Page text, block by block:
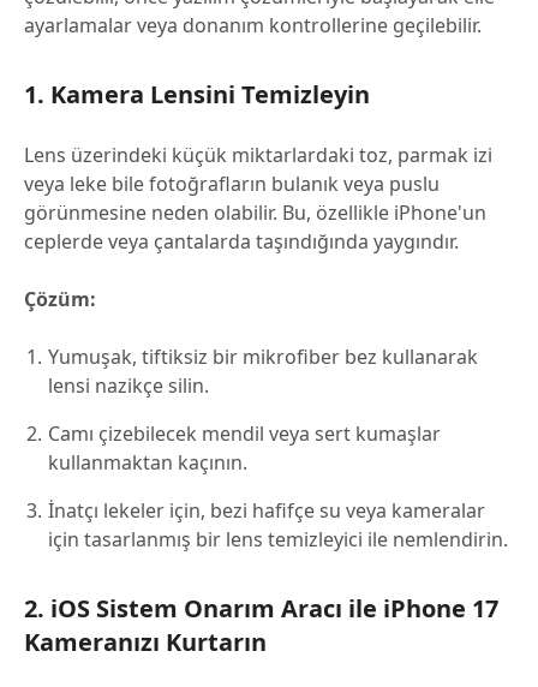
ayarlamalar veya donanım kontrollerine geçilebilir.
1. Kamera Lensini Temizleyin
Lens üzerindeki küçük miktarlardaki toz, parmak izi
veya leke bile fotoğrafların bulanık veya puslu
görünmesine neden olabilir. Bu, özellikle iPhone'un
ceplerde veya çantalarda taşındığında yaygındır.
Çözüm:
Yumuşak, tiftiksiz bir mikrofiber bez kullanarak
lensi nazikçe silin.
Camı çizebilecek mendil veya sert kumaşlar
kullanmaktan kaçının.
İnatçı lekeler için, bezi hafifçe su veya kameralar
için tasarlanmış bir lens temizleyici ile nemlendirin.
2. iOS Sistem Onarım Aracı ile iPhone 17
Kameranızı Kurtarın